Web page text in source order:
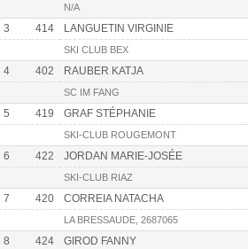
N/A
3 414 LANGUETIN VIRGINIE
SKI CLUB BEX
4 402 RAUBER KATJA
SC IM FANG
5 419 GRAF STÉPHANIE
SKI-CLUB ROUGEMONT
6 422 JORDAN MARIE-JOSÉE
SKI-CLUB RIAZ
7 420 CORREIA NATACHA
LA BRESSAUDE, 2687065
8 424 GIROD FANNY